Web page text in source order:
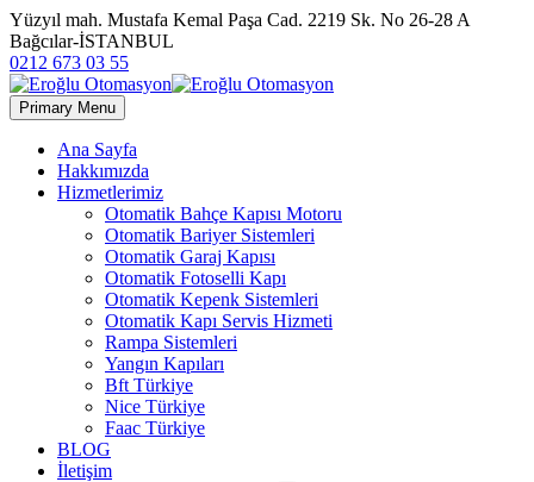
Yüzyıl mah. Mustafa Kemal Paşa Cad. 2219 Sk. No 26-28 A
Bağcılar-İSTANBUL
0212 673 03 55
Primary Menu
Ana Sayfa
Hakkımızda
Hizmetlerimiz
Otomatik Bahçe Kapısı Motoru
Otomatik Bariyer Sistemleri
Otomatik Garaj Kapısı
Otomatik Fotoselli Kapı
Otomatik Kepenk Sistemleri
Otomatik Kapı Servis Hizmeti
Rampa Sistemleri
Yangın Kapıları
Bft Türkiye
Nice Türkiye
Faac Türkiye
BLOG
İletişim